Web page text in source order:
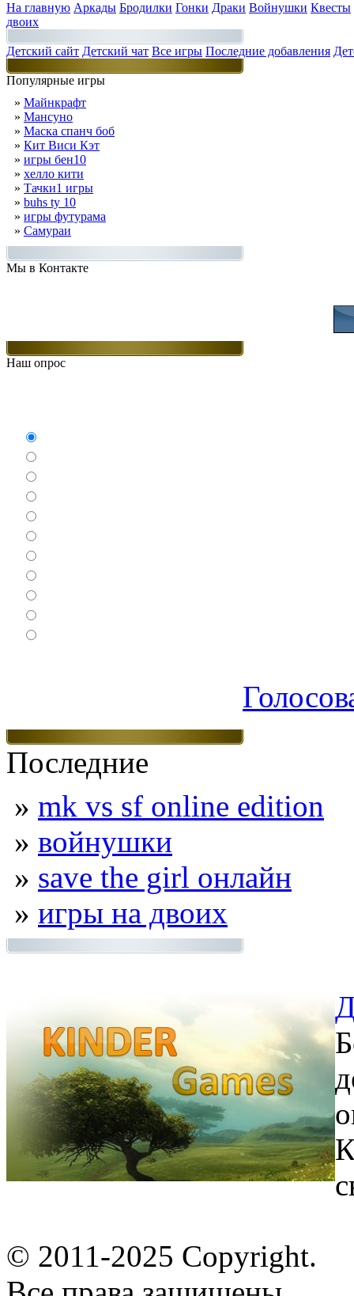
На главную Аркады Бродилки Гонки Драки Войнушки Квесты
двоих
Детский сайт Детский чат Все игры Последние добавления
Популярные игры
» Майнкрафт
» Мансуно
» Маска спанч боб
» Кит Виси Кэт
» игры бен10
» хелло кити
» Тачки1 игры
» buhs ty 10
» игры футурама
» Самураи
Мы в Контакте
Наш опрос
Последние
» mk vs sf online edition
» войнушки
» save the girl онлайн
» игры на двоих
© 2011-2025 Copyright.